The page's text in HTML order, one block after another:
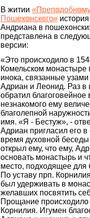
В житии
Пошехонского»
Андриана в
представлена в
версии:
«Это происходило в
Комельском монастыре
инока, связанные
Адриан и Леонид. Раз в
обратил
незнакомого ему
благолепной
имя. «Я - Бестуж», -
Адриан пригласил его
время духовной
открыл ему, что ему,
основать монастырь и
место, подходящее
По уставу прп.
был удерживать в
желавших посвятить
Прощание
Корнилия. Игумен